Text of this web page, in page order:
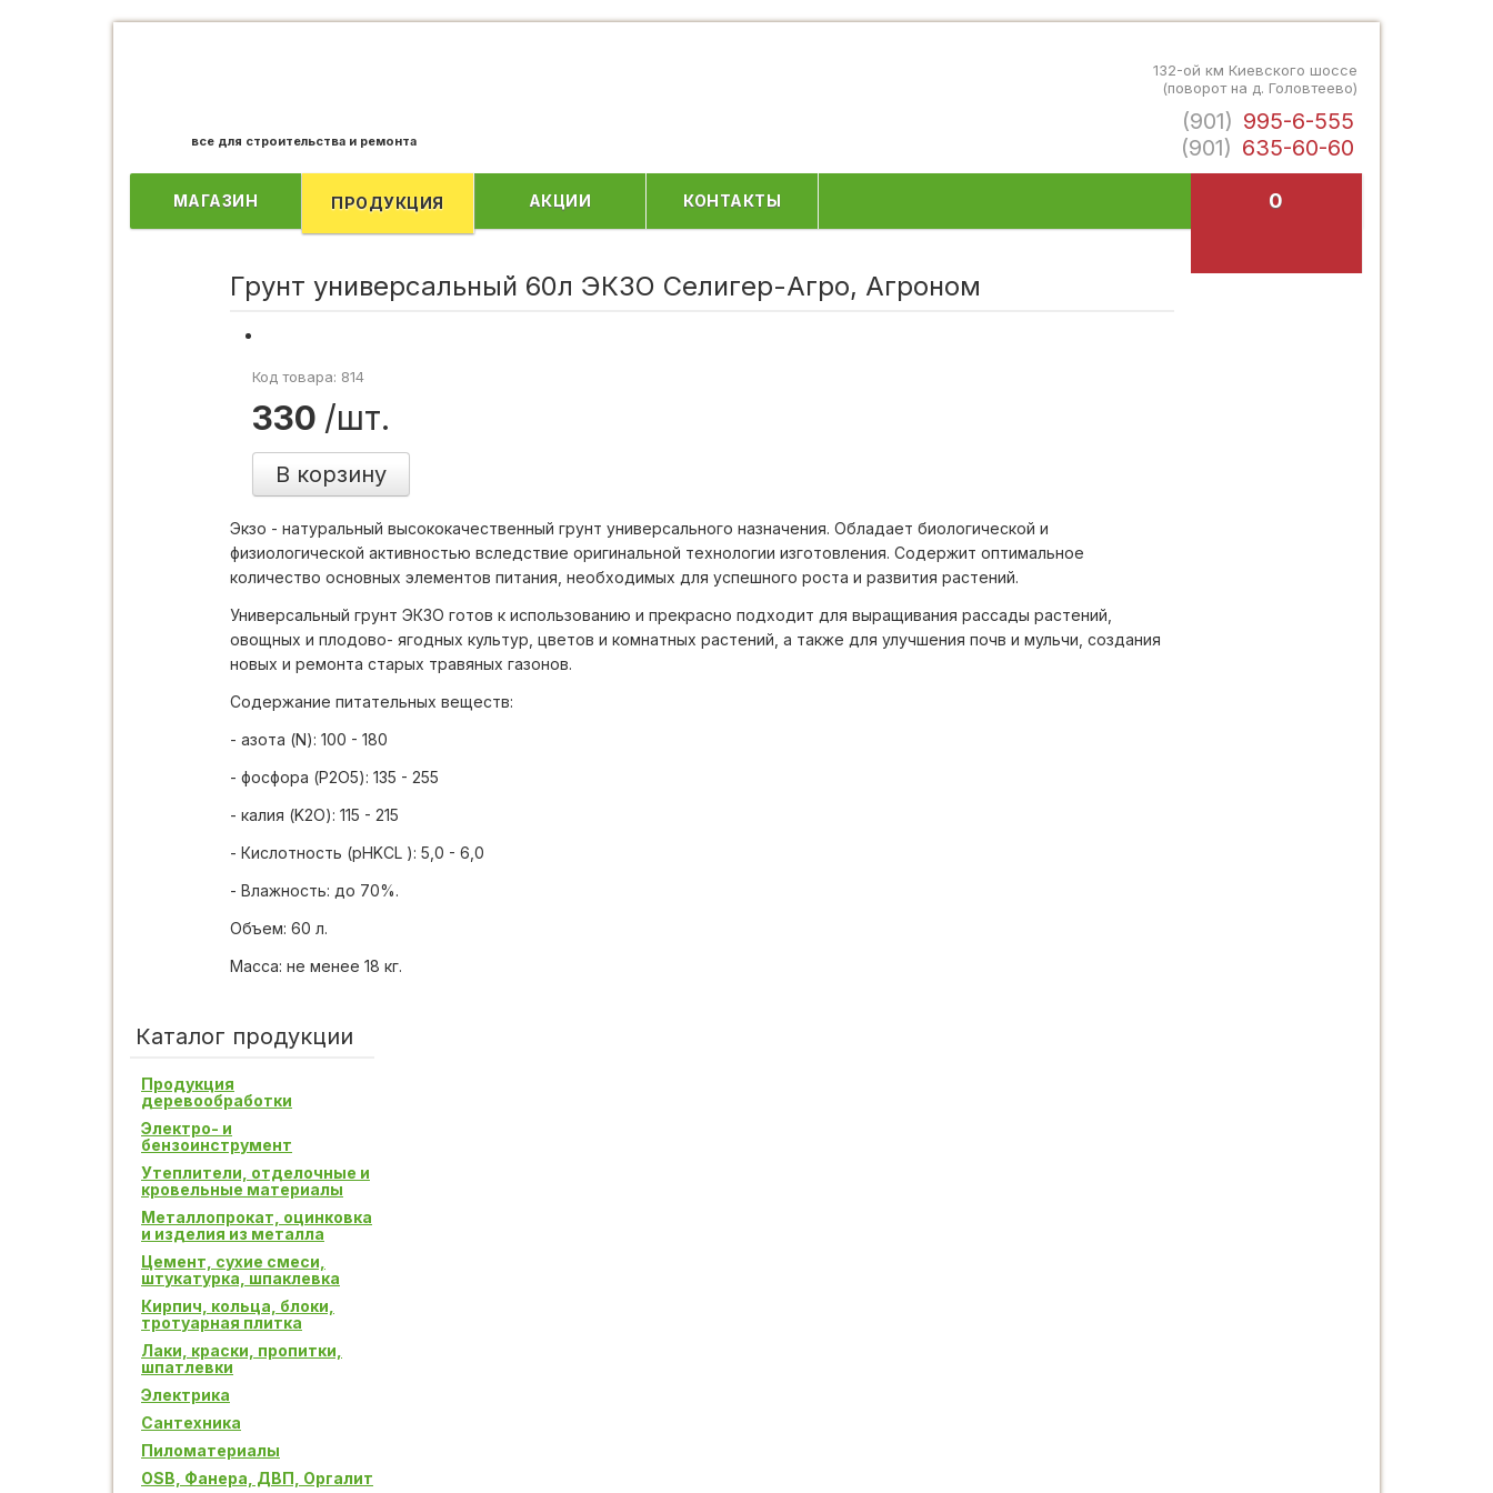
все для строительства и ремонта
132-ой км Киевского шоссе
(поворот на д. Головтеево)
(901) 995-6-555
(901) 635-60-60
МАГАЗИН ПРОДУКЦИЯ АКЦИИ КОНТАКТЫ 0
Грунт универсальный 60л ЭКЗО Селигер-Агро, Агроном
Код товара: 814
330 /шт.
В корзину
Экзо - натуральный высококачественный грунт универсального назначения. Обладает биологической и
физиологической активностью вследствие оригинальной технологии изготовления. Содержит оптимальное
количество основных элементов питания, необходимых для успешного роста и развития растений.
Универсальный грунт ЭКЗО готов к использованию и прекрасно подходит для выращивания рассады растений,
овощных и плодово- ягодных культур, цветов и комнатных растений, а также для улучшения почв и мульчи, создания
новых и ремонта старых травяных газонов.
Содержание питательных веществ:
- азота (N): 100 - 180
- фосфора (P2O5): 135 - 255
- калия (K2O): 115 - 215
- Кислотность (pHKCL ): 5,0 - 6,0
- Влажность: до 70%.
Объем: 60 л.
Масса: не менее 18 кг.
Каталог продукции
Продукция
деревообработки
Электро- и
бензоинструмент
Утеплители, отделочные и
кровельные материалы
Металлопрокат, оцинковка
и изделия из металла
Цемент, сухие смеси,
штукатурка, шпаклевка
Кирпич, кольца, блоки,
тротуарная плитка
Лаки, краски, пропитки,
шпатлевки
Электрика
Сантехника
Пиломатериалы
OSB, Фанера, ДВП, Оргалит